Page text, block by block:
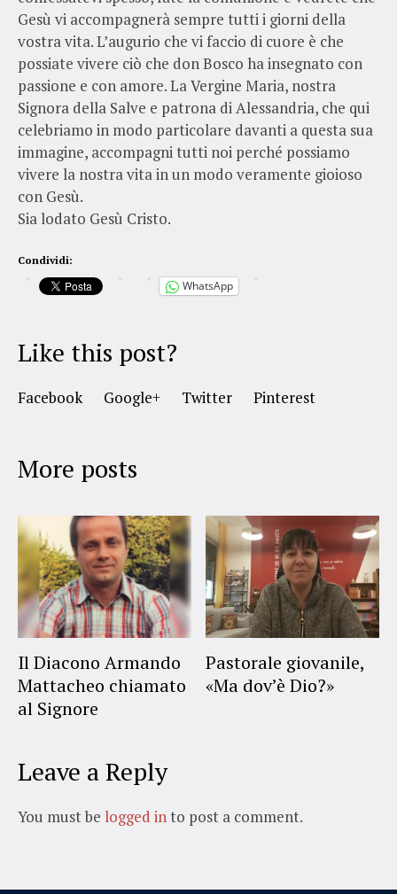
Gesù vi accompagnerà sempre tutti i giorni della
vostra vita. L’augurio che vi faccio di cuore è che
possiate vivere ciò che don Bosco ha insegnato con
passione e con amore. La Vergine Maria, nostra
Signora della Salve e patrona di Alessandria, che qui
celebriamo in modo particolare davanti a questa sua
immagine, accompagni tutti noi perché possiamo
vivere la nostra vita in un modo veramente gioioso
con Gesù.
Sia lodato Gesù Cristo.
Condividi:
WhatsApp
Like this post?
Facebook Google+ Twitter Pinterest
More posts
Il Diacono Armando
Mattacheo chiamato
al Signore
Pastorale giovanile,
«Ma dov’è Dio?»
Leave a Reply
You must be logged into post a comment.